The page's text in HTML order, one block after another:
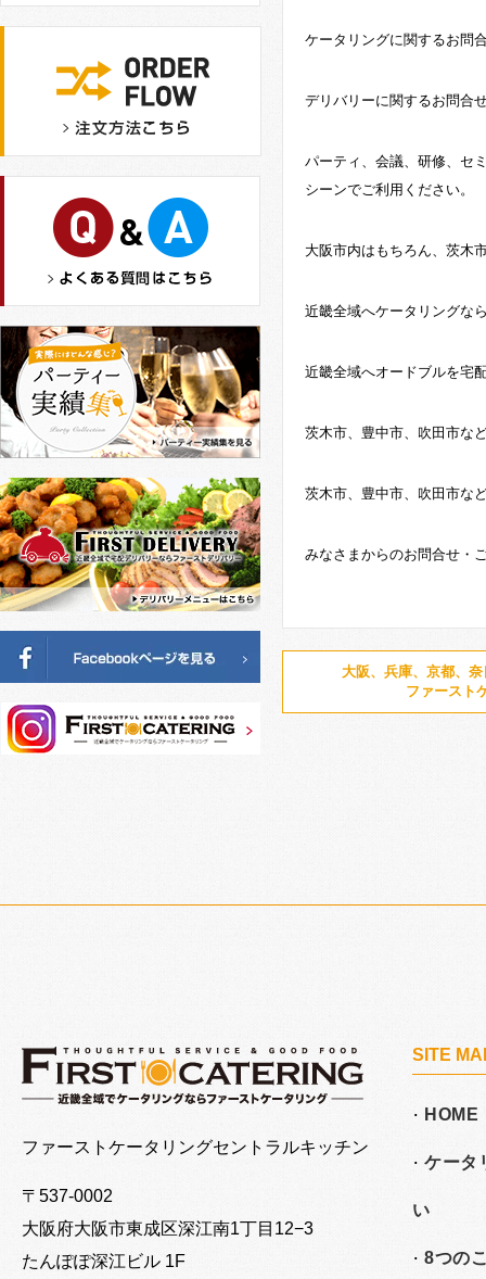
ケータリングに関するお問
デリバリーに関するお問合
パーティ、会議、研修、セ
シーンでご利用ください。
大阪市内はもちろん、茨木
近畿全域へケータリングな
近畿全域へオードブルを宅
茨木市、豊中市、吹田市な
茨木市、豊中市、吹田市な
みなさまからのお問合せ・
大阪、兵庫、京都、
ファースト
ファーストケータリングセントラルキッチン
〒537-0002
大阪府大阪市東成区深江南1丁目12−3
たんぽぽ深江ビル 1F
SITE
HOME
ケータ
い
8つの